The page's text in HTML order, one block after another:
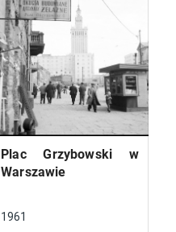
Plac Grzybowski w
Warszawie
1961